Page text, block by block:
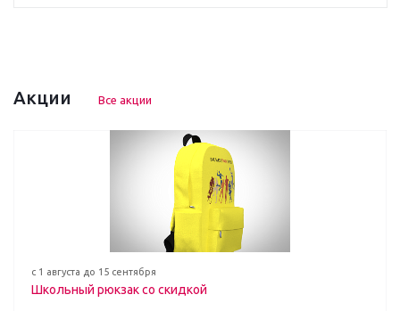
Акции Все акции
с 1 августа до 15 сентября
Школьный рюкзак со скидкой